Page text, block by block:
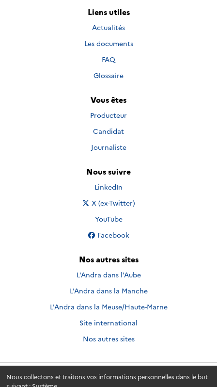
Nous collectons et traitons vos informations personnelles dans le but
Liens utiles
Actualités
Les documents
FAQ
Glossaire
Vous êtes
Producteur
Candidat
Journaliste
Nous suivre
Nous suivre sur
LinkedIn
Nous suivre sur
X (ex-Twitter)
Nous suivre sur
YouTube
Nous suivre sur
Facebook
Nos autres sites
L'Andra dans l'Aube
L'Andra dans la Manche
L'Andra dans la Meuse/Haute-Marne
Site international
Nos autres sites
Andra.fr © 2026 - Andra. Tous droits réservés.